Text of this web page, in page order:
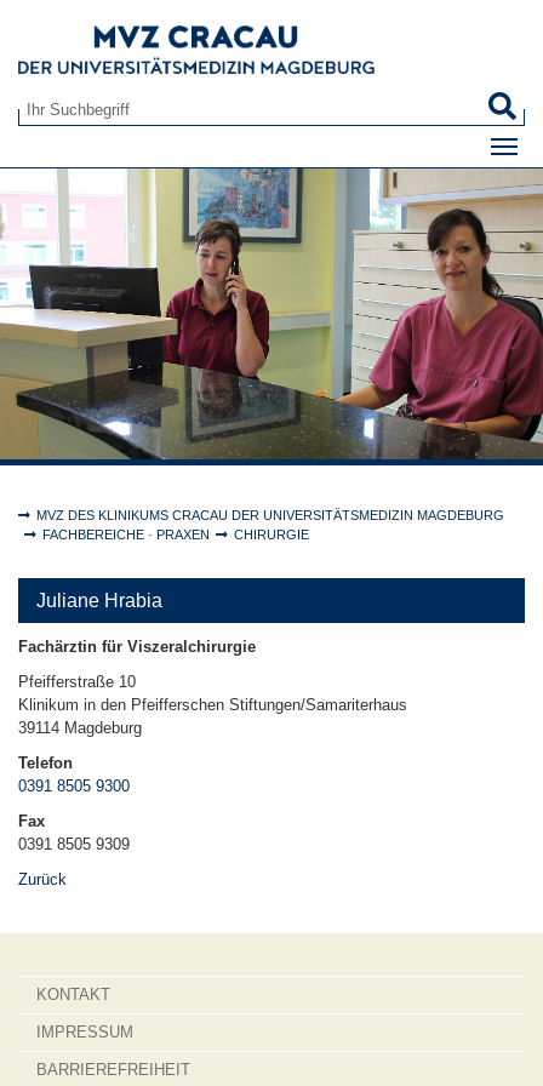
Suchformular
Sie sind hier:
MVZ DES KLINIKUMS CRACAU DER UNIVERSITÄTSMEDIZIN MAGDEBURG
FACHBEREICHE · PRAXEN
CHIRURGIE
Juliane Hrabia
Fachärztin für Viszeralchirurgie
Pfeifferstraße 10
Klinikum in den Pfeifferschen Stiftungen/Samariterhaus
39114 Magdeburg
Telefon
0391 8505 9300
Fax
0391 8505 9309
Zurück
KONTAKT
IMPRESSUM
BARRIEREFREIHEIT